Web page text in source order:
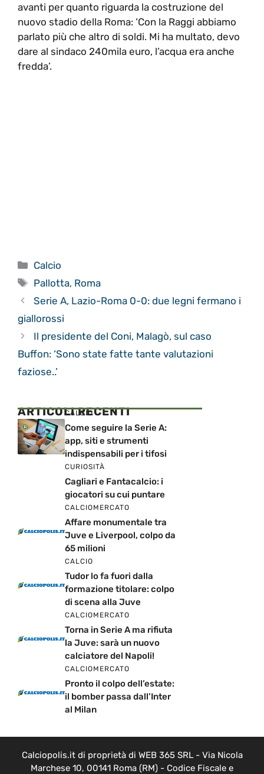
avanti per quanto riguarda la costruzione del
nuovo stadio della Roma: ‘Con la Raggi abbiamo
parlato più che altro di soldi. Mi ha multato, devo
dare al sindaco 240mila euro, l’acqua era anche
fredda’.
Categorie
Calcio
Tag
Pallotta, Roma
Serie A, Lazio-Roma 0-0: due legni fermano i
giallorossi
Il presidente del Coni, Malagò, sul caso
Buffon: ‘Sono state fatte tante valutazioni
faziose..’
ARTICOLI RECENTI
CALCIO
Come seguire la Serie A:
app, siti e strumenti
indispensabili per i tifosi
CURIOSITÀ
Cagliari e Fantacalcio: i
giocatori su cui puntare
CALCIOMERCATO
Affare monumentale tra
Juve e Liverpool, colpo da
65 milioni
CALCIO
Tudor lo fa fuori dalla
formazione titolare: colpo
di scena alla Juve
CALCIOMERCATO
Torna in Serie A ma rifiuta
la Juve: sarà un nuovo
calciatore del Napoli!
CALCIOMERCATO
Pronto il colpo dell’estate:
il bomber passa dall’Inter
al Milan
Calciopolis.it di proprietà di WEB 365 SRL - Via Nicola
Marchese 10, 00141 Roma (RM) - Codice Fiscale e